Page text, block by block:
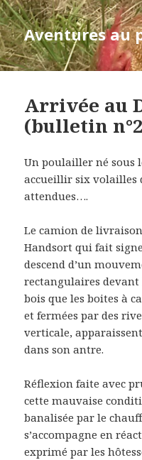
Aventures au
Arrivée au
(bulletin
Un poulailler né sous
accueillir six volailles
attendues….
Le camion de
Handsort qui fait
descend d’un
rectangulaires
bois que les boites à
et fermées par des
verticale,
dans son antre.
Réflexion faite avec
cette mauvaise
banalisée par le
s’accompagne en
exprimé par les